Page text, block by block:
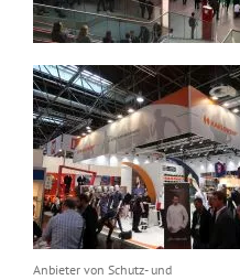
Jobshop
Suche
nach:
Anbieter von Schutz- und